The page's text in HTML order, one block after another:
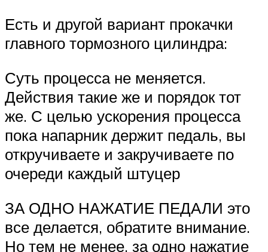
Есть и другой вариант прокачки
главного тормозного цилиндра:
Суть процесса не меняется.
Действия такие же и порядок тот
же. С целью ускорения процесса
пока напарник держит педаль, вы
откручиваете и закручиваете по
очереди каждый штуцер
ЗА ОДНО НАЖАТИЕ ПЕДАЛИ это
все делается, обратите внимание.
Но тем не менее, за одно нажатие